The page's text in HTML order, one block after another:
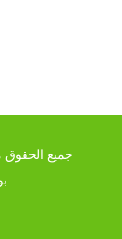
جميع الحقوق